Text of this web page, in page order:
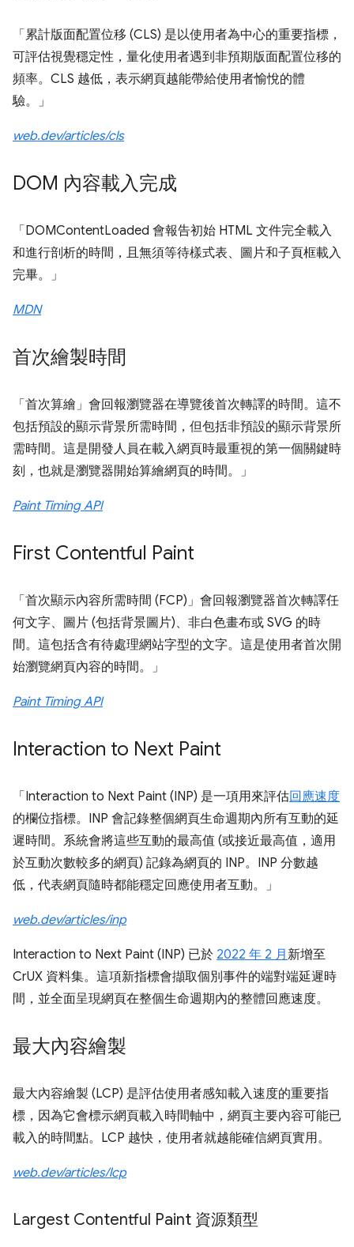
「累計版面配置位移 (CLS) 是以使用者為中心的重要指標，
可評估視覺穩定性，量化使用者遇到非預期版面配置位移的
頻率。CLS 越低，表示網頁越能帶給使用者愉悅的體
驗。」
web.dev/articles/cls
DOM 內容載入完成
「DOMContentLoaded 會報告初始 HTML 文件完全載入
和進行剖析的時間，且無須等待樣式表、圖片和子頁框載入
完畢。」
MDN
首次繪製時間
「首次算繪」會回報瀏覽器在導覽後首次轉譯的時間。這不
包括預設的顯示背景所需時間，但包括非預設的顯示背景所
需時間。這是開發人員在載入網頁時最重視的第一個關鍵時
刻，也就是瀏覽器開始算繪網頁的時間。」
Paint Timing API
First Contentful Paint
「首次顯示內容所需時間 (FCP)」會回報瀏覽器首次轉譯任
何文字、圖片 (包括背景圖片)、非白色畫布或 SVG 的時
間。這包括含有待處理網站字型的文字。這是使用者首次開
始瀏覽網頁內容的時間。」
Paint Timing API
Interaction to Next Paint
「Interaction to Next Paint (INP) 是一項用來評估回應速度
的欄位指標。INP 會記錄整個網頁生命週期內所有互動的延
遲時間。系統會將這些互動的最高值 (或接近最高值，適用
於互動次數較多的網頁) 記錄為網頁的 INP。INP 分數越
低，代表網頁隨時都能穩定回應使用者互動。」
web.dev/articles/inp
Interaction to Next Paint (INP) 已於 2022 年 2 月新增至
CrUX 資料集。這項新指標會擷取個別事件的端對端延遲時
間，並全面呈現網頁在整個生命週期內的整體回應速度。
最大內容繪製
最大內容繪製 (LCP) 是評估使用者感知載入速度的重要指
標，因為它會標示網頁載入時間軸中，網頁主要內容可能已
載入的時間點。LCP 越快，使用者就越能確信網頁實用。
web.dev/articles/lcp
Largest Contentful Paint 資源類型